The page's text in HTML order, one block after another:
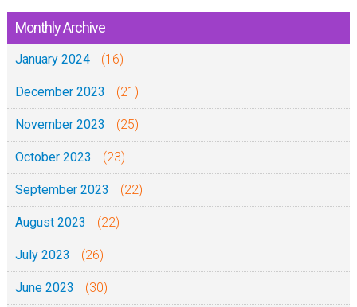
Monthly Archive
January 2024 (16)
December 2023 (21)
November 2023 (25)
October 2023 (23)
September 2023 (22)
August 2023 (22)
July 2023 (26)
June 2023 (30)